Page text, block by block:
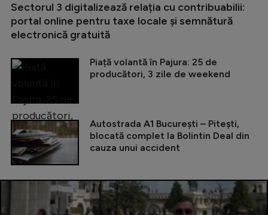
Sectorul 3 digitalizează relația cu contribuabilii:
portal online pentru taxe locale și semnătură
electronică gratuită
Piață volantă în Pajura: 25 de
producători, 3 zile de weekend
Autostrada A1 București – Pitești,
blocată complet la Bolintin Deal din
cauza unui accident